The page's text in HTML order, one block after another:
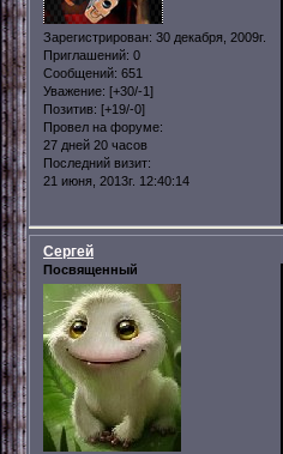
Зарегистрирован: 30 декабря, 2009г.
Приглашений: 0
Сообщений: 651
Уважение: [+30/-1]
Позитив: [+19/-0]
Провел на форуме:
27 дней 20 часов
Последний визит:
21 июня, 2013г. 12:40:14
Сергей
Посвященный